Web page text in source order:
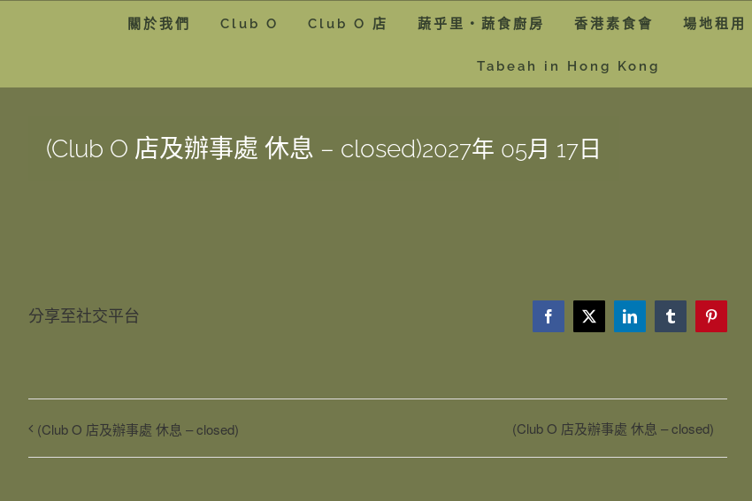
關於我們 Club O Club O 店 蔬乎里・蔬食廚房 香港素食會 場地租用
Tabeah in Hong Kong
(Club O 店及辦事處 休息 – closed)2027年 05月 17日
分享至社交平台 Facebook
X LinkedInTumblrPinterest
(Club O 店及辦事處 休息 – closed) (Club O 店及辦事處 休息 – closed)